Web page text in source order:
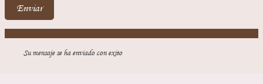
Enviar
Su mensaje se ha enviado con exito